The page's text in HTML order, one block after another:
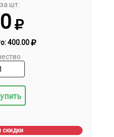
шт.
400.00
скидки